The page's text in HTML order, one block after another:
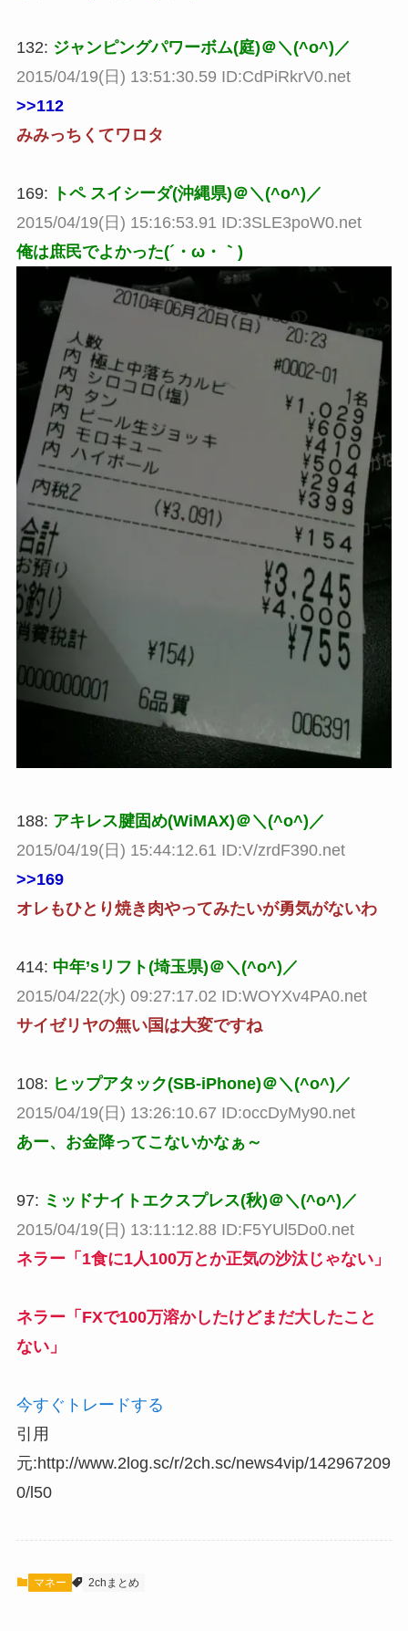
132: ジャンピングパワーボム(庭)＠＼(^o^)／
2015/04/19(日) 13:51:30.59 ID:CdPiRkrV0.net
>>112
みみっちくてワロタ
169:
トペ スイシーダ(沖縄県)＠＼(^o^)／
2015/04/19(日) 15:16:53.91 ID:3SLE3poW0.net
俺は庶民でよかった(´・ω・｀)
188: アキレス腱固め(WiMAX)＠＼(^o^)／
2015/04/19(日) 15:44:12.61 ID:V/zrdF390.net
>>169
オレもひとり焼き肉やってみたいが勇気がないわ
414: 中年’sリフト(埼玉県)＠＼(^o^)／
2015/04/22(水) 09:27:17.02 ID:WOYXv4PA0.net
サイゼリヤの無い国は大変ですね
108: ヒップアタック(SB-iPhone)＠＼(^o^)／
2015/04/19(日) 13:26:10.67 ID:occDyMy90.net
あー、お金降ってこないかなぁ～
97: ミッドナイトエクスプレス(秋)＠＼(^o^)／
2015/04/19(日) 13:11:12.88 ID:F5YUl5Do0.net
ネラー「1食に1人100万とか正気の沙汰じゃない」
ネラー「FXで100万溶かしたけどまだ大したこと
ない」
今すぐトレードする
引用
元:http://www.2log.sc/r/2ch.sc/news4vip/142967209
0/l50
マネー 2chまとめ